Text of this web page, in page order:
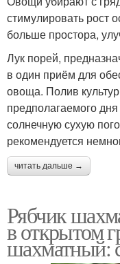
стимулировать рост
больше простора,
Лук порей,
в один приём для
овоща. Полив
предполагаемого
солнечную сухую
рекомендуется
читать дальше →
Рябчик
в открытом
шахматный: